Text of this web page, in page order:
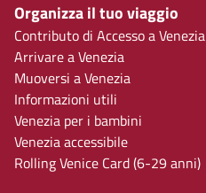
Organizza il tuo viaggio
Contributo di Accesso a Venezia
Arrivare a Venezia
Muoversi a Venezia
Informazioni utili
Venezia per i bambini
Venezia accessibile
Rolling Venice Card (6-29 anni)